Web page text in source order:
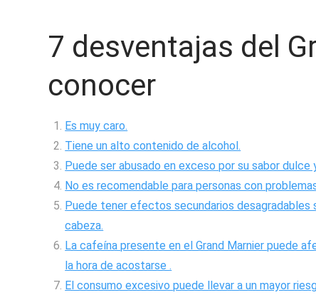
7 desventajas del
conocer
Es muy caro.
Tiene un alto contenido de alcohol.
Puede ser abusado en exceso por su sabor dulce
No es recomendable para personas con
Puede tener efectos secundarios desagradables
cabeza.
La cafeína presente en el Grand Marnier puede
la hora de acostarse .
El consumo excesivo puede llevar a un mayor